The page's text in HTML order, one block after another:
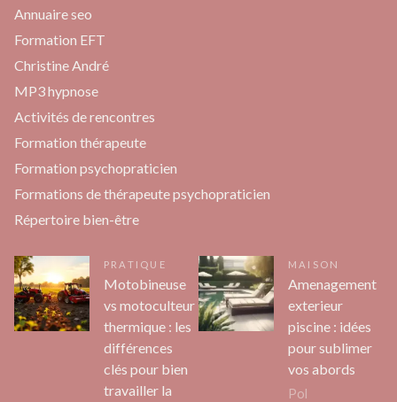
Annuaire seo
Formation EFT
Christine André
MP3 hypnose
Activités de rencontres
Formation thérapeute
Formation psychopraticien
Formations de thérapeute psychopraticien
Répertoire bien-être
PRATIQUE
Motobineuse
vs motoculteur
thermique : les
différences
clés pour bien
travailler la
MAISON
Amenagement
exterieur
piscine : idées
pour sublimer
vos abords
Pol